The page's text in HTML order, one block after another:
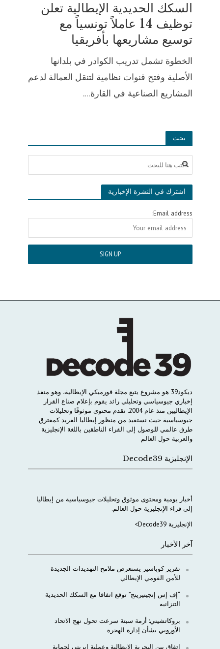
السكك الحديدية الإيطالية تعلن
توظيف 14 عاملاً تونسياً مع
توسيع مشاريعها بأفريقيا
الخطوة تشمل تدريب الكوادر في بلدانها
الأصلية وفتح قنوات نظامية لتنقل العمالة لدعم
المشاريع الصناعية في القارة....
بحث
اشترك في النشرة الإخبارية
Email address:
ديكود39 هو مشروع يتبع مجلة فورميكي الإيطالية، وهو منفذ
إخباري جيوسياسي وتحليلي رائد يقوم بإعلام صناع القرار
الإيطاليين منذ عام 2004. نقدم محتوى موثوقًا وتحليلات
جيوسياسية حيث نستفيد من منظور إيطاليا الفريد كمفترق
طرق عالمي للوصول إلى القراء الناطقين باللغة الإنجليزية
والعربية حول العالم
الإنجليزية Decode39
أخبار يومية ومحتوى موثوق وتحليلات جيوسياسية من إيطاليا
إلى قراء الإنجليزية حول العالم.
الإنجليزية Decode39>
آخر الأخبار
تقرير كوباسير يستعرض ملامح التهديدات الجديدة
للأمن القومي الإيطالي
“إف إس إنجينيرينج” توقع اتفاقا مع السكك الحديدية
التنزانية
بروكاتشيني: أزمة سبتة سرعت تحول نهج الاتحاد
الأوروبي بشأن إدارة الهجرة
اتفاق بين البحرية الإيطالية وعملية إيريني لحماية